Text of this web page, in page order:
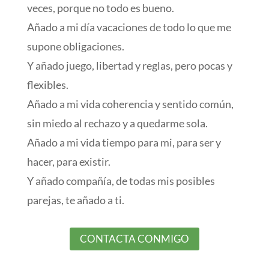
veces, porque no todo es bueno.
Añado a mi día vacaciones de todo lo que me
supone obligaciones.
Y añado juego, libertad y reglas, pero pocas y
flexibles.
Añado a mi vida coherencia y sentido común,
sin miedo al rechazo y a quedarme sola.
Añado a mi vida tiempo para mi, para ser y
hacer, para existir.
Y añado compañía, de todas mis posibles
parejas, te añado a ti.
CONTACTA CONMIGO